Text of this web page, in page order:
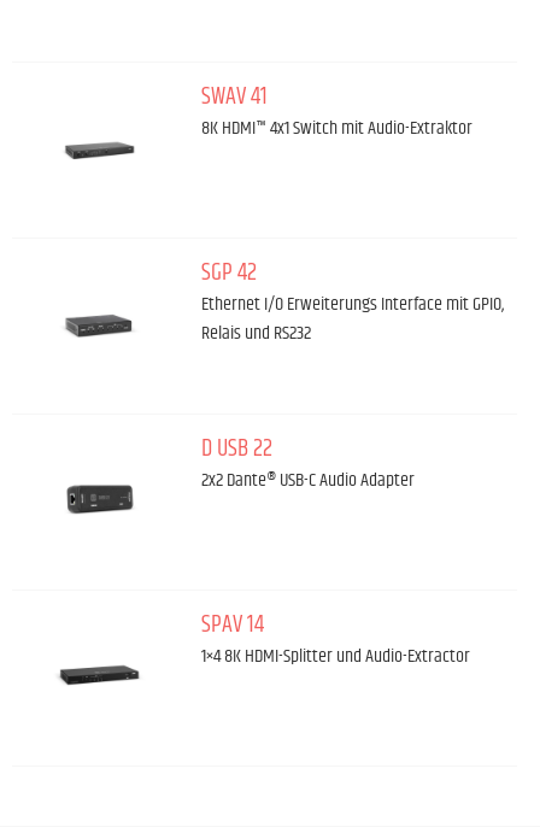
SWAV 41
8K HDMI™ 4x1 Switch mit Audio-Extraktor
SGP 42
Ethernet I/O Erweiterungs Interface mit GPIO,
Relais und RS232
D USB 22
2x2 Dante® USB-C Audio Adapter
SPAV 14
1×4 8K HDMI-Splitter und Audio-Extractor